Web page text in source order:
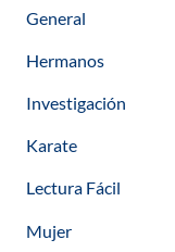
General
Hermanos
Investigación
Karate
Lectura Fácil
Mujer